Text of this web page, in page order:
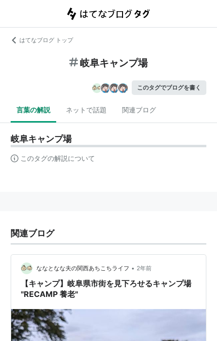
はてなブログ トップ
岐阜キャンプ場
このタグでブログを書く
言葉の解説 ネットで話題 関連ブログ
岐阜キャンプ場
このタグの解説について
関連ブログ
ななとなな夫の関西あちこちライフ • 2年前
【キャンプ】岐阜県市街を見下ろせるキャンプ場
"RECAMP 養老"